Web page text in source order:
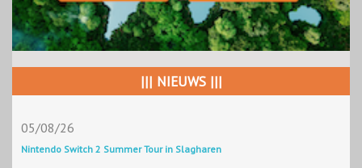
||| NIEUWS |||
05/08/26
Nintendo Switch 2 Summer Tour in Slagharen